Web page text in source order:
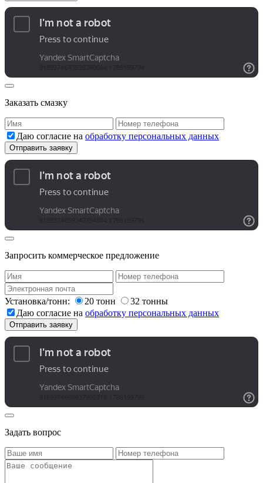
Заказать смазку
Даю согласие на обработку персональных данных
Запросить коммерческое предложение
Установка/тонн: 20 тонн
32 тонны
Даю согласие на обработку персональных данных
Задать вопрос